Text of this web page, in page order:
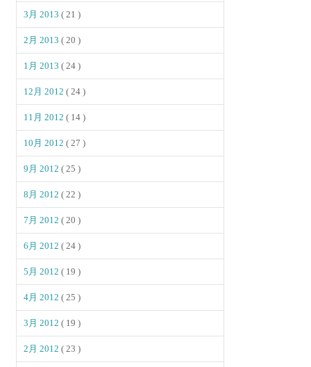
3月 2013( 21 )
2月 2013( 20 )
1月 2013( 24 )
12月 2012( 24 )
11月 2012( 14 )
10月 2012( 27 )
9月 2012( 25 )
8月 2012( 22 )
7月 2012( 20 )
6月 2012( 24 )
5月 2012( 19 )
4月 2012( 25 )
3月 2012( 19 )
2月 2012( 23 )